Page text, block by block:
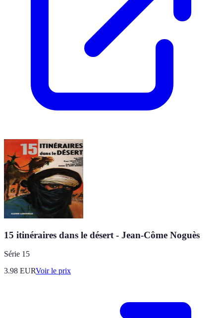
15 itinéraires dans le désert - Jean-Côme Noguès
Série 15
3.98 EURVoir le prix